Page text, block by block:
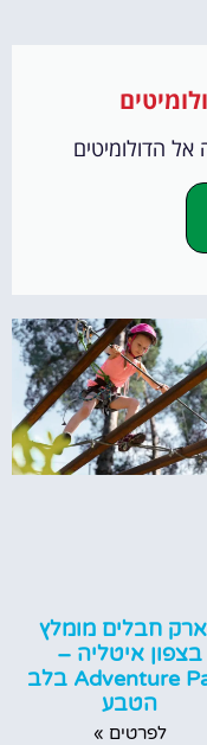
אל הדולומיטים
חבלים מומלץ
בצפון איטליה –
Adventure Park בלב
הטבע
לפרטים »